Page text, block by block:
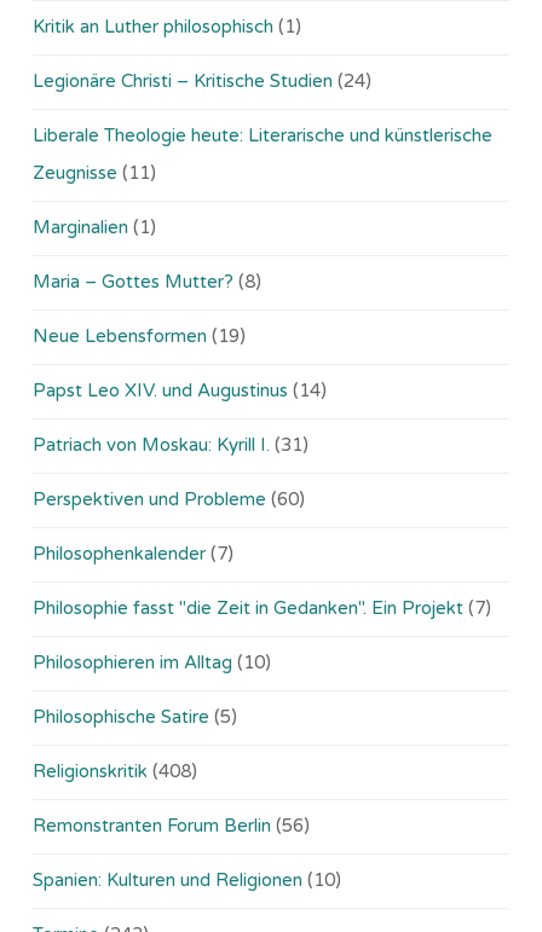
Kritik an Luther philosophisch (1)
Legionäre Christi – Kritische Studien (24)
Liberale Theologie heute: Literarische und künstlerische
Zeugnisse (11)
Marginalien (1)
Maria – Gottes Mutter? (8)
Neue Lebensformen (19)
Papst Leo XIV. und Augustinus (14)
Patriach von Moskau: Kyrill I. (31)
Perspektiven und Probleme (60)
Philosophenkalender (7)
Philosophie fasst "die Zeit in Gedanken". Ein Projekt (7)
Philosophieren im Alltag (10)
Philosophische Satire (5)
Religionskritik (408)
Remonstranten Forum Berlin (56)
Spanien: Kulturen und Religionen (10)